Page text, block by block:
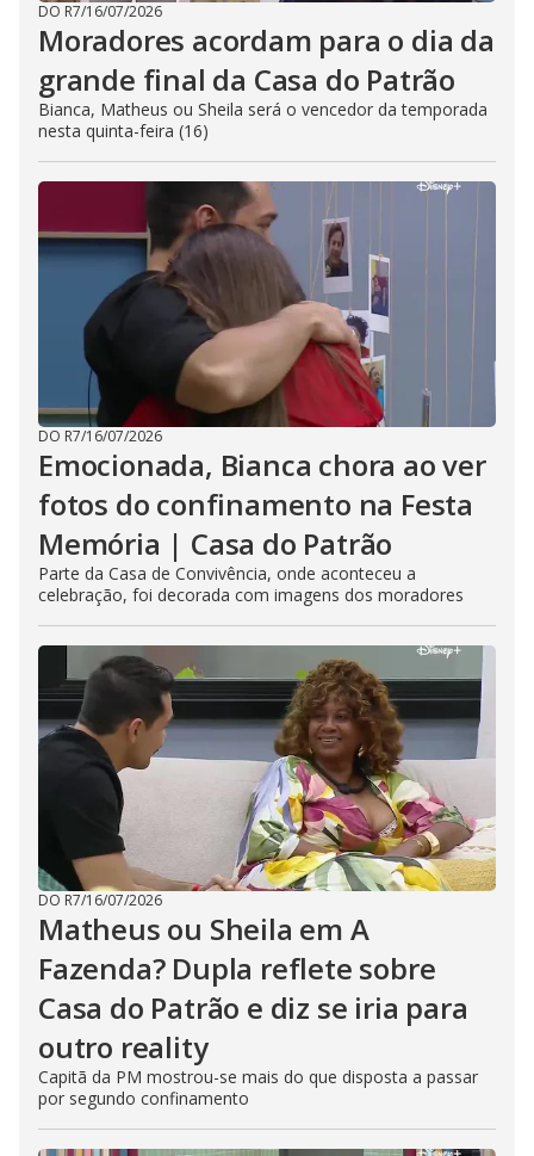
DO R7/16/07/2026
Moradores acordam para o dia da
grande final da Casa do Patrão
Bianca, Matheus ou Sheila será o vencedor da temporada
nesta quinta-feira (16)
DO R7/16/07/2026
Emocionada, Bianca chora ao ver
fotos do confinamento na Festa
Memória | Casa do Patrão
Parte da Casa de Convivência, onde aconteceu a
celebração, foi decorada com imagens dos moradores
DO R7/16/07/2026
Matheus ou Sheila em A
Fazenda? Dupla reflete sobre
Casa do Patrão e diz se iria para
outro reality
Capitã da PM mostrou-se mais do que disposta a passar
por segundo confinamento